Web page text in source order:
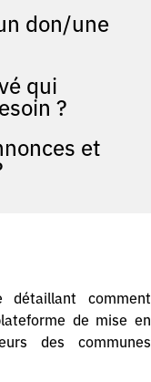
don/une
qui
?
et
détaillant comment
de mise en
des communes